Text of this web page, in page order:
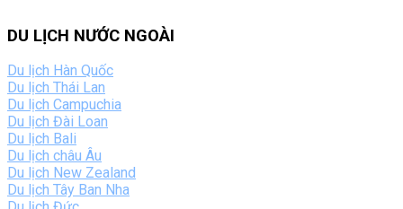
DU LỊCH NƯỚC NGOÀI
Du lịch Hàn Quốc
Du lịch Thái Lan
Du lịch Campuchia
Du lịch Đài Loan
Du lịch Bali
Du lịch châu Âu
Du lịch New Zealand
Du lịch Tây Ban Nha